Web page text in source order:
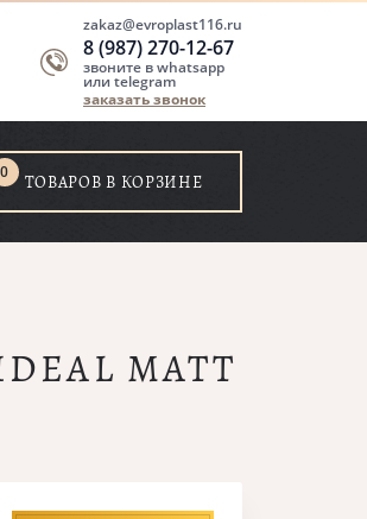
zakaz@evroplast116.ru
8 (987) 270-12-67
звоните в whatsapp
или telegram
заказать звонок
0 ТОВАРОВ В КОРЗИНЕ
MATT